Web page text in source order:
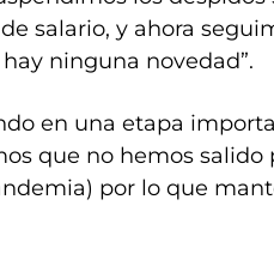
salario, y ahora
ninguna novedad”.
en una etapa
que no hemos
por lo que